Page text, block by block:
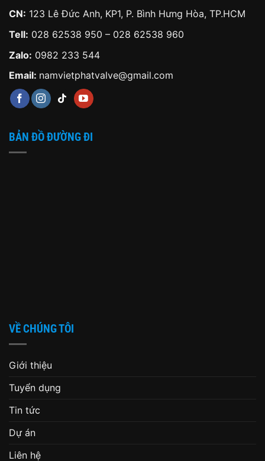
CN: 123 Lê Đức Anh, KP1, P. Bình Hưng Hòa, TP.HCM
Tell: 028 62538 950 – 028 62538 960
Zalo: 0982 233 544
Email: namvietphatvalve@gmail.com
BẢN ĐỒ ĐƯỜNG ĐI
VỀ CHÚNG TÔI
Giới thiệu
Tuyển dụng
Tin tức
Dự án
Liên hệ